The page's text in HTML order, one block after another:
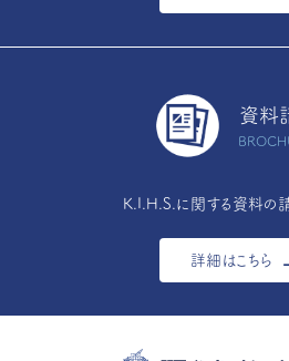
資料
K.I.H.S.に関する資料の
詳細はこちら